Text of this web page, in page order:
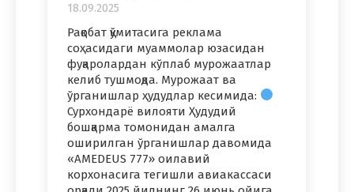
18.09.2025
Рақобат қўмитасига реклама
соҳасидаги муаммолар юзасидан
фуқаролардан кўплаб мурожаатлар
келиб тушмоқда. Мурожаат ва
ўрганишлар ҳудудлар кесимида:
Сурхондарё вилояти Ҳудудий
бошқарма томонидан амалга
оширилган ўрганишлар давомида
«AMEDEUS 777» оилавий
корхонасига тегишли авиакассаси